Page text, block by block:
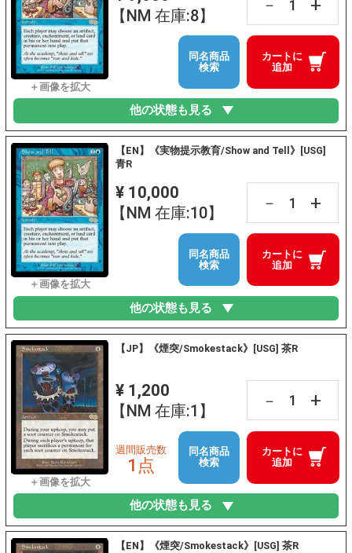
【NM 在庫:8】
－ +
カートに
追加
同名商品
検索
他の状態も見る
【EN】《実物提示教育/Show and Tell》[USG]
青R
¥ 10,000
【NM 在庫:10】
－ +
カートに
追加
同名商品
検索
他の状態も見る
【JP】《煙突/Smokestack》[USG] 茶R
¥ 1,200
【NM 在庫:1】
－ +
カートに
追加
週間販売数
1点
同名商品
検索
他の状態も見る
【EN】《煙突/Smokestack》[USG] 茶R